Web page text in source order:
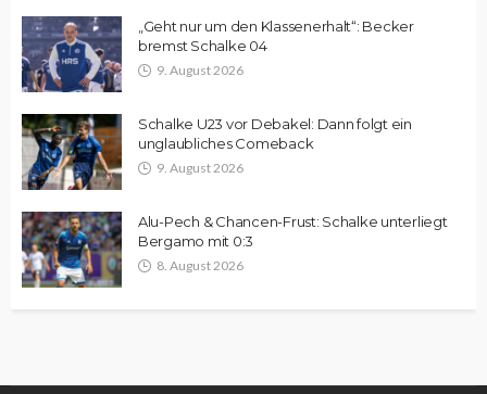
„Geht nur um den Klassenerhalt“: Becker
bremst Schalke 04
9. August 2026
Schalke U23 vor Debakel: Dann folgt ein
unglaubliches Comeback
9. August 2026
Alu-Pech & Chancen-Frust: Schalke unterliegt
Bergamo mit 0:3
8. August 2026